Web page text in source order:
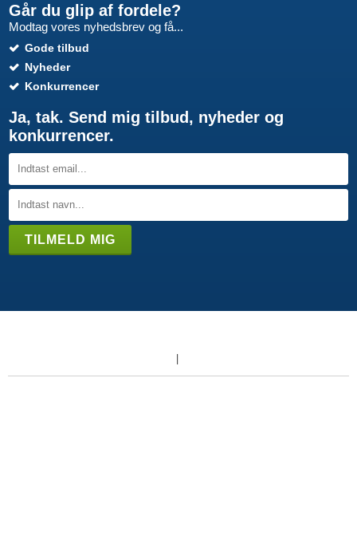
Går du glip af fordele?
Modtag vores nyhedsbrev og få...
Gode tilbud
Nyheder
Konkurrencer
Ja, tak. Send mig tilbud, nyheder og
konkurrencer.